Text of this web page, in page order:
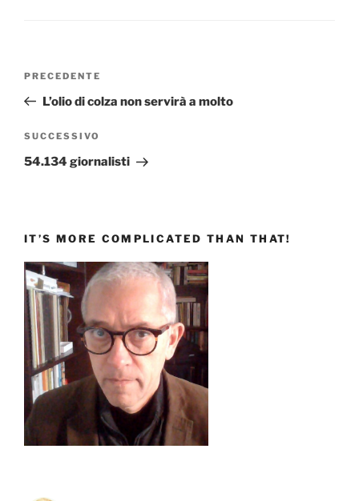
Articolo
precedente:
PRECEDENTE
L’olio di colza non servirà a molto
Articolo
successivo
SUCCESSIVO
54.134 giornalisti
IT’S MORE COMPLICATED THAN THAT!